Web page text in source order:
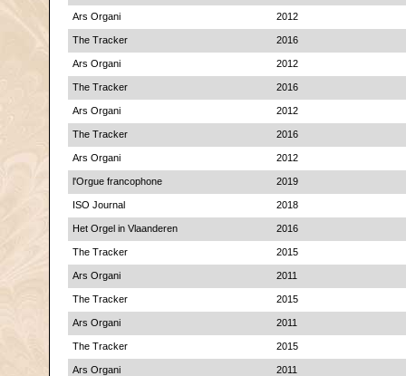
Ars Organi 2012
The Tracker 2016
Ars Organi 2012
The Tracker 2016
Ars Organi 2012
The Tracker 2016
Ars Organi 2012
l'Orgue francophone 2019
ISO Journal 2018
Het Orgel in Vlaanderen 2016
The Tracker 2015
Ars Organi 2011
The Tracker 2015
Ars Organi 2011
The Tracker 2015
Ars Organi 2011